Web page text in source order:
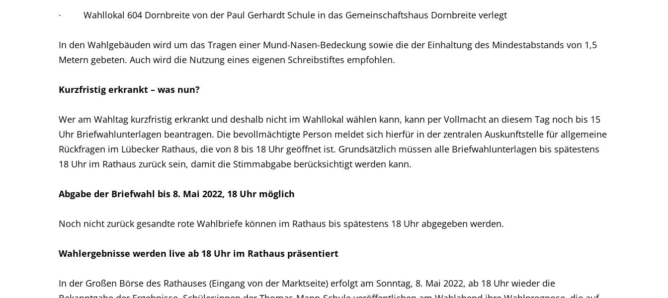
· Wahllokal 604 Dornbreite von der Paul Gerhardt Schule in das Gemeinschaftshaus Dornbreite verlegt
In den Wahlgebäuden wird um das Tragen einer Mund-Nasen-Bedeckung sowie die der Einhaltung des Mindestabstands von 1,5
Metern gebeten. Auch wird die Nutzung eines eigenen Schreibstiftes empfohlen.
Kurzfristig erkrankt – was nun?
Wer am Wahltag kurzfristig erkrankt und deshalb nicht im Wahllokal wählen kann, kann per Vollmacht an diesem Tag noch bis 15
Uhr Briefwahlunterlagen beantragen. Die bevollmächtigte Person meldet sich hierfür in der zentralen Auskunftstelle für allgemeine
Rückfragen im Lübecker Rathaus, die von 8 bis 18 Uhr geöffnet ist. Grundsätzlich müssen alle Briefwahlunterlagen bis spätestens
18 Uhr im Rathaus zurück sein, damit die Stimmabgabe berücksichtigt werden kann.
Abgabe der Briefwahl bis 8. Mai 2022, 18 Uhr möglich
Noch nicht zurück gesandte rote Wahlbriefe können im Rathaus bis spätestens 18 Uhr abgegeben werden.
Wahlergebnisse werden live ab 18 Uhr im Rathaus präsentiert
In der Großen Börse des Rathauses (Eingang von der Marktseite) erfolgt am Sonntag, 8. Mai 2022, ab 18 Uhr wieder die